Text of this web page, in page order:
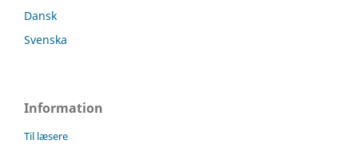
Dansk
Svenska
Information
Til læsere